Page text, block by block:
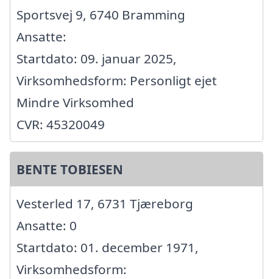
Sportsvej 9, 6740 Bramming
Ansatte:
Startdato: 09. januar 2025,
Virksomhedsform: Personligt ejet
Mindre Virksomhed
CVR: 45320049
BENTE TOBIESEN
Vesterled 17, 6731 Tjæreborg
Ansatte: 0
Startdato: 01. december 1971,
Virksomhedsform: